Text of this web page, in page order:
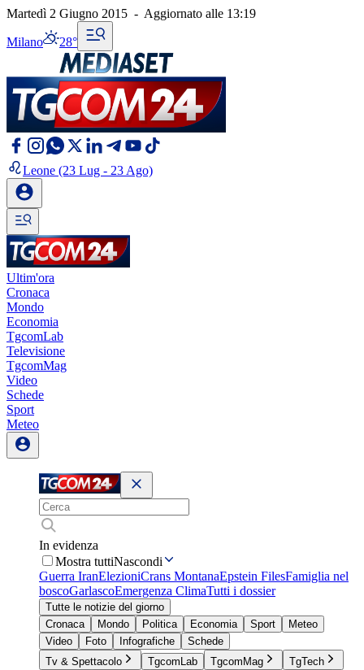
Martedì 2 Giugno 2015 - Aggiornato alle 13:19
Milano 28°
Leone (23 Lug - 23 Ago)
Ultim'ora
Cronaca
Mondo
Economia
TgcomLab
Televisione
TgcomMag
Video
Schede
Sport
Meteo
In evidenza
Mostra tuttiNascondi
Guerra IranElezioniCrans MontanaEpstein FilesFamiglia nel
boscoGarlascoEmergenza ClimaTutti i dossier
Tutte le notizie del giorno
Cronaca
Mondo Politica Economia Sport
Meteo
Video
Foto Infografiche
Schede
Tv & Spettacolo
TgcomLab TgcomMag
TgTech